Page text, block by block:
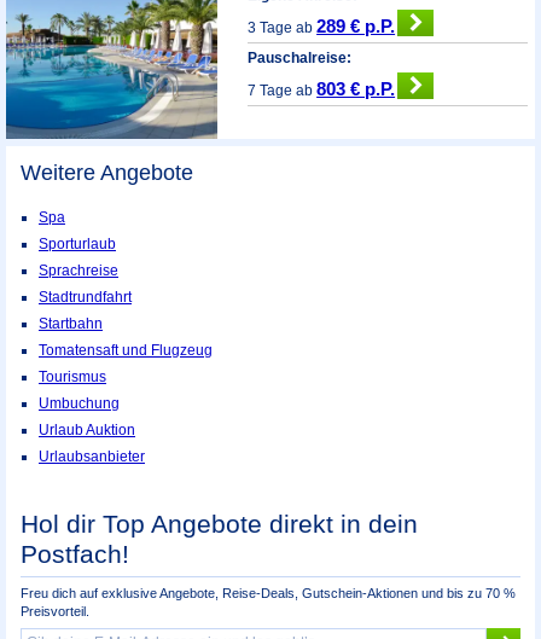
3 Tage ab289 € p.P.
Pauschalreise:
7 Tage ab803 € p.P.
Weitere Angebote
Spa
Sporturlaub
Sprachreise
Stadtrundfahrt
Startbahn
Tomatensaft und Flugzeug
Tourismus
Umbuchung
Urlaub Auktion
Urlaubsanbieter
Hol dir Top Angebote direkt in dein
Postfach!
Freu dich auf exklusive Angebote, Reise-Deals, Gutschein-Aktionen und bis zu 70 %
Preisvorteil.